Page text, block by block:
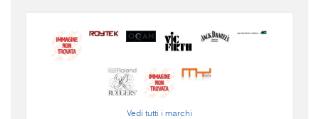
Vedi tutti i marchi